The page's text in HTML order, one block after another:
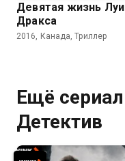
Девятая жизнь Луи
Дракса
2016, Канада, Триллер
Ещё
Детектив